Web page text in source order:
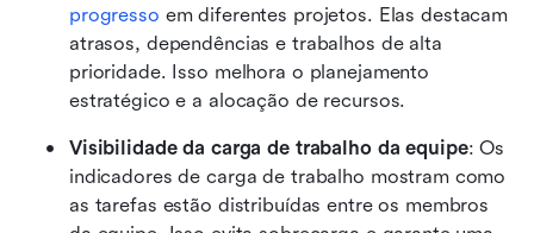
progresso em diferentes projetos. Elas destacam
atrasos, dependências e trabalhos de alta
prioridade. Isso melhora o planejamento
estratégico e a alocação de recursos.
Visibilidade da carga de trabalho da equipe: Os
indicadores de carga de trabalho mostram como
as tarefas estão distribuídas entre os membros